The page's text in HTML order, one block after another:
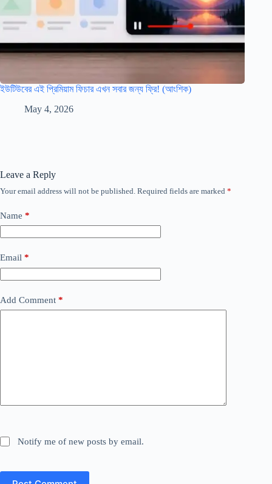
ইউটিউবের এই প্রিমিয়াম ফিচার এখন সবার জন্য ফ্রি! (আংশিক)
May 4, 2026
Leave a Reply
Your email address will not be published. Required fields are marked *
Name *
Email *
Add Comment *
Notify me of new posts by email.